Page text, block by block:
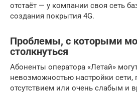
отстаёт — у компании своя сеть
создания покрытия 4G.
Проблемы, с которыми
столкнуться
Абоненты оператора «Летай»
невозможностью настройки
отсутствием или очень слабым и